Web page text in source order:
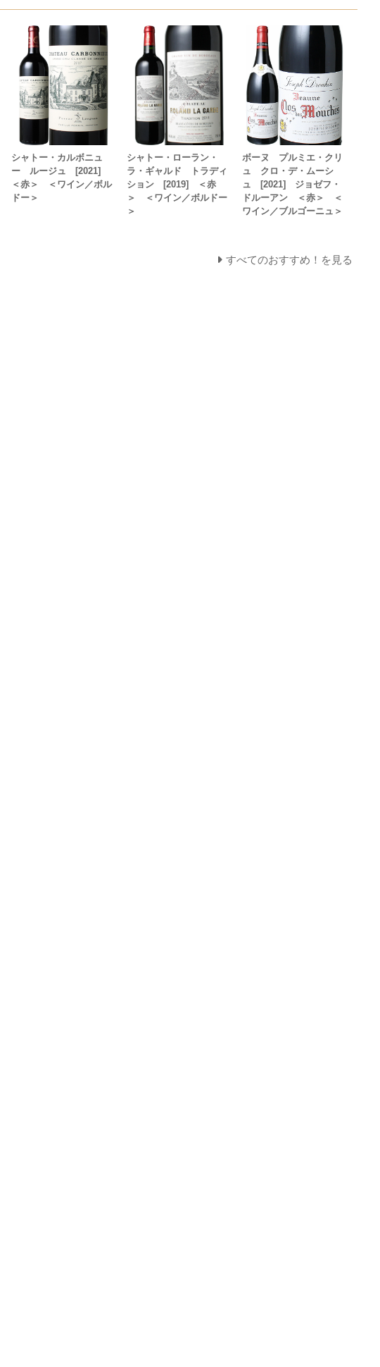
シャトー・カルボニュ
ー ルージュ [2021]
＜赤＞ ＜ワイン／ボル
ドー＞
シャトー・ローラン・
ラ・ギャルド トラディ
ション [2019] ＜赤
＞ ＜ワイン／ボルドー
＞
ボーヌ プルミエ・クリ
ュ クロ・デ・ムーシ
ュ [2021] ジョゼフ・
ドルーアン ＜赤＞ ＜
ワイン／ブルゴーニュ＞
すべてのおすすめ！を見る